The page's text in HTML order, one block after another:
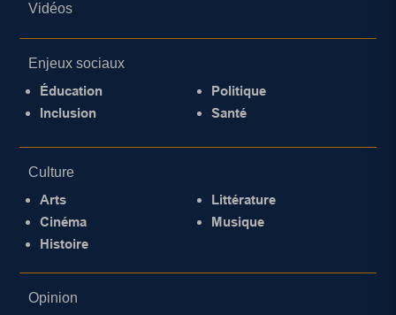
Vidéos
Enjeux sociaux
Éducation
Inclusion
Politique
Santé
Culture
Arts
Cinéma
Histoire
Littérature
Musique
Opinion